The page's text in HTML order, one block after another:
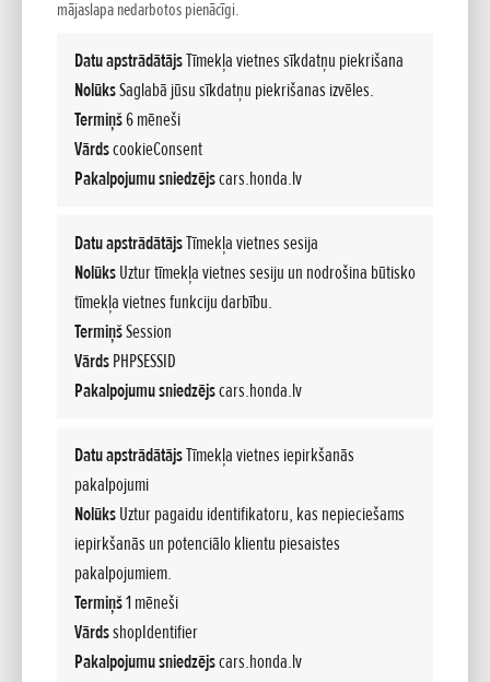
mājaslapa nedarbotos pienācīgi.
Datu apstrādātājsTīmekļa vietnes sīkdatņu piekrišana
NolūksSaglabā jūsu sīkdatņu piekrišanas izvēles.
Termiņš6 mēneši
VārdscookieConsent
Pakalpojumu sniedzējscars.honda.lv
Datu apstrādātājsTīmekļa vietnes sesija
NolūksUztur tīmekļa vietnes sesiju un nodrošina būtisko
tīmekļa vietnes funkciju darbību.
TermiņšSession
VārdsPHPSESSID
Pakalpojumu sniedzējscars.honda.lv
Datu apstrādātājsTīmekļa vietnes iepirkšanās
pakalpojumi
NolūksUztur pagaidu identifikatoru, kas nepieciešams
iepirkšanās un potenciālo klientu piesaistes
pakalpojumiem.
Termiņš1 mēneši
VārdsshopIdentifier
Pakalpojumu sniedzējscars.honda.lv
Izstādē CES 2025 pirmo reizi tika prezentēti
“Honda 0 Saloon” un “Honda 0 SUV” prototipi, kā
arī ASIMO OS
Pievienots 09.04.2026
“Honda” 0 sērija Izstādē CES 2025 pirmo reizi tika prezentēti “Honda 0
Saloon” un “Honda 0 SUV” prototipi, kā arī ASIMO OS – “Honda”...
Honda iepazīstina ar nākamās paaudzes
tehnoloģijām Honda 0 sērijas modeļiem Honda 0
Tech Meeting 2024
Pievienots 08.04.2026